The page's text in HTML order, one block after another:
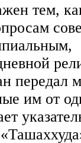
тем,
передал
им от